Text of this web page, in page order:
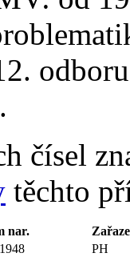
čísel
těchto
nar.
PH